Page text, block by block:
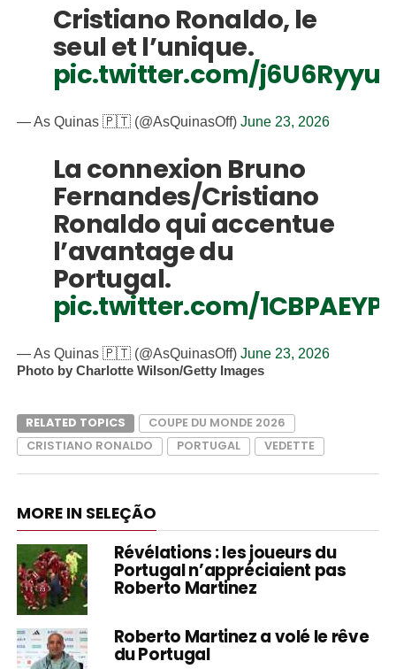
Cristiano Ronaldo, le
seul et l’unique.
pic.twitter.com/
— As Quinas 🇵🇹 (@AsQuinasOff) June 23, 2026
La connexion Bruno
Fernandes/Cristiano
Ronaldo qui accentue
l’avantage du
Portugal.
pic.twitter.com/
— As Quinas 🇵🇹 (@AsQuinasOff) June 23, 2026
Photo by Charlotte Wilson/Getty Images
RELATED TOPICS
COUPE DU MONDE 2026
CRISTIANO RONALDO
PORTUGAL VEDETTE
MORE IN SELEÇÃO
Révélations : les joueurs du
Portugal n’appréciaient pas
Roberto Martinez
Roberto Martinez a volé le rêve
du Portugal